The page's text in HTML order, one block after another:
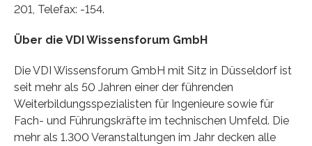
201, Telefax: -154.
Über die VDI Wissensforum GmbH
Die VDI Wissensforum GmbH mit Sitz in Düsseldorf ist
seit mehr als 50 Jahren einer der führenden
Weiterbildungsspezialisten für Ingenieure sowie für
Fach- und Führungskräfte im technischen Umfeld. Die
mehr als 1.300 Veranstaltungen im Jahr decken alle